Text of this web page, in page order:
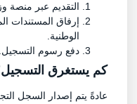
التقديم عبر منصة
إرفاق المستندات
الوطنية.
دفع رسوم التسجيل.
كم يستغرق التسجيل؟
عادةً يتم إصدار السجل